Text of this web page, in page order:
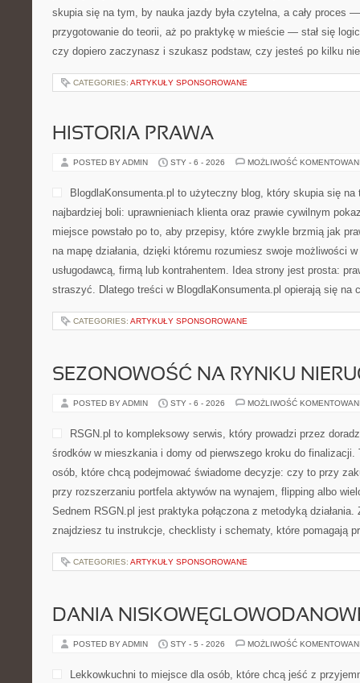
skupia się na tym, by nauka jazdy była czytelna, a cały proces
przygotowanie do teorii, aż po praktykę w mieście — stał się
czy dopiero zaczynasz i szukasz podstaw, czy jesteś po kilku
CATEGORIES: ARTYKUŁY SPONSOROWANE
HISTORIA PRAWA
POSTED BY ADMIN STY - 6 - 2026 MOŻLIWOŚĆ
BlogdlaKonsumenta.pl to użyteczny blog, który skupia się
najbardziej boli: uprawnieniach klienta oraz prawie cywilnym
miejsce powstało po to, aby przepisy, które zwykle brzmią jak
na mapę działania, dzięki któremu rozumiesz swoje możliwości
usługodawcą, firmą lub kontrahentem. Idea strony jest prosta:
straszyć. Dlatego treści w BlogdlaKonsumenta.pl opierają się
CATEGORIES: ARTYKUŁY SPONSOROWANE
SEZONOWOŚĆ NA RYNKU
POSTED BY ADMIN STY - 6 - 2026 MOŻLIWOŚĆ
RSGN.pl to kompleksowy serwis, który prowadzi przez
środków w mieszkania i domy od pierwszego kroku do finalizacji.
osób, które chcą podejmować świadome decyzje: czy to przy
przy rozszerzaniu portfela aktywów na wynajem, flipping albo
Sednem RSGN.pl jest praktyka połączona z metodyką działania.
znajdziesz tu instrukcje, checklisty i schematy, które pomagają
CATEGORIES: ARTYKUŁY SPONSOROWANE
DANIA
POSTED BY ADMIN STY - 5 - 2026 MOŻLIWOŚĆ
Lekkowkuchni to miejsce dla osób, które chcą jeść z